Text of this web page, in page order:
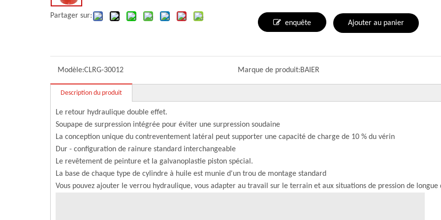
Partager sur:
enquête
Ajouter au panier
Modèle:CLRG-30012 Marque de produit:BAIER
Description du produit
Le retour hydraulique double effet.
Soupape de surpression intégrée pour éviter une surpression soudaine
La conception unique du contreventement latéral peut supporter une capacité de charge de 10 % du vérin
Dur - configuration de rainure standard interchangeable
Le revêtement de peinture et la galvanoplastie piston spécial.
La base de chaque type de cylindre à huile est munie d'un trou de montage standard
Vous pouvez ajouter le verrou hydraulique, vous adapter au travail sur le terrain et aux situations de pression de longue